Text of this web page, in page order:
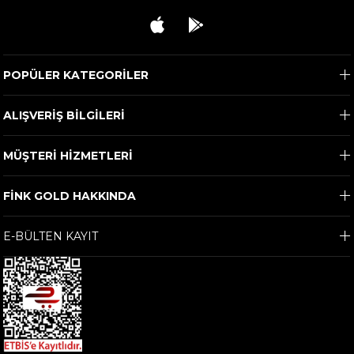
POPÜLER KATEGORİLER
ALIŞVERİŞ BİLGİLERİ
MÜŞTERİ HİZMETLERİ
FİNK GOLD HAKKINDA
E-BÜLTEN KAYIT